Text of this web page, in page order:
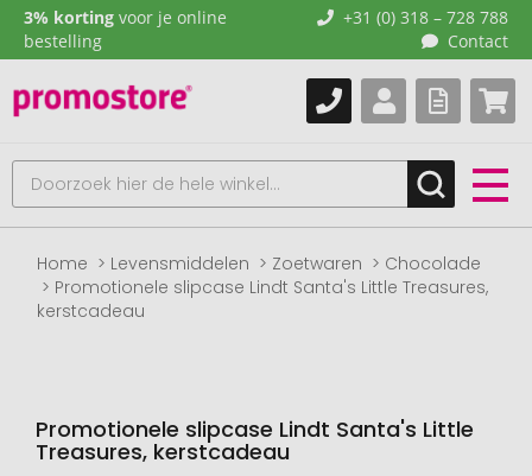
3% korting voor je online
bestelling
+31 (0) 318 – 728 788
Contact
Home Levensmiddelen Zoetwaren
Chocolade
Promotionele slipcase Lindt Santa's Little Treasures,
kerstcadeau
Promotionele slipcase Lindt Santa's Little
Treasures, kerstcadeau